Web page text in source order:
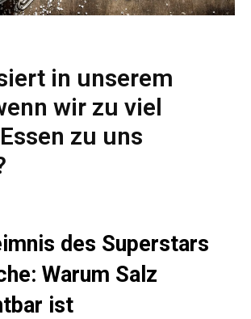
in unserem
wir zu viel
zu uns
des Superstars
Warum Salz
ist